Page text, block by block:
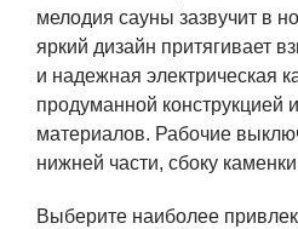
мелодия сауны зазвучит в
яркий дизайн притягивает
и надежная электрическая
продуманной конструкцией
материалов. Рабочие
нижней части, сбоку
Выберите наиболее